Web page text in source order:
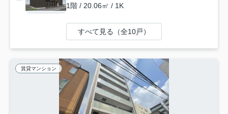
1階 / 20.06㎡ / 1K
すべて見る（全10戸）
賃貸マンション